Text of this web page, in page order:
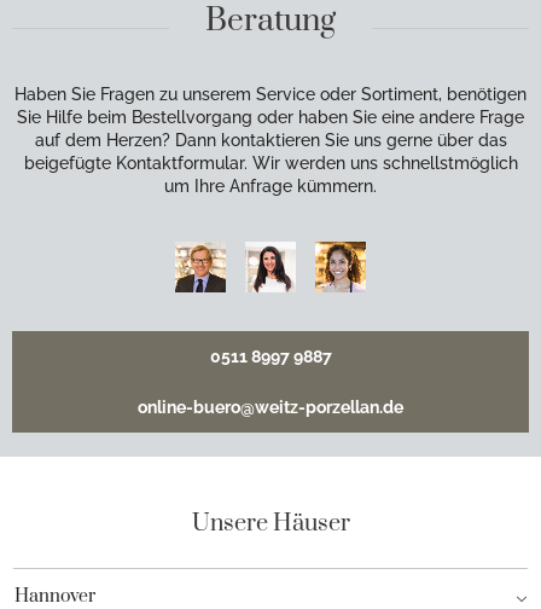
Beratung
Haben Sie Fragen zu unserem Service oder Sortiment, benötigen
Sie Hilfe beim Bestellvorgang oder haben Sie eine andere Frage
auf dem Herzen? Dann kontaktieren Sie uns gerne über das
beigefügte Kontaktformular. Wir werden uns schnellstmöglich
um Ihre Anfrage kümmern.
0511 8997 9887
online-buero@weitz-porzellan.de
Unsere Häuser
Hannover